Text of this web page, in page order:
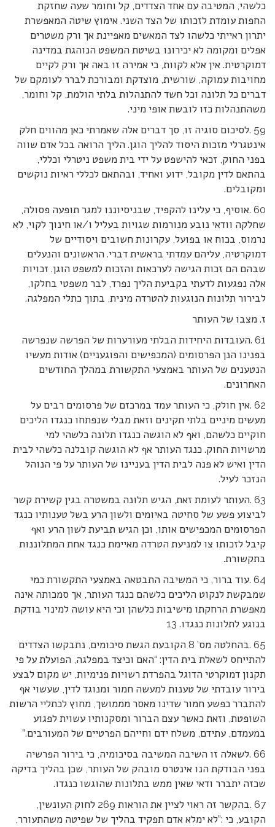
כלשהי, המטיבה עם אחד הצדדים, קל וחומר שעה שחזקת
החפות עומדת לזכותו של הצד השני. אימוץ שיטה המאפשרת
יתרון ראייתי כלשהו לצד המאשים מאפיינת אך ורק משטרים
אפלים ומקומה לא יכירונו בשיטת המשפט הנוהגת במדינה
דמוקרטית. אין אלא לקוות, כי אמירה זו באה אך ורק לקיים
מחויבות עמוקה, שורשית, מוצדקת ומבורכת לברר לעומקם של
דברים כל תלונה וכל חשד להתנהלות בלתי הולמת, קל וחומר,
משהתנהלות כזו לובשת אופי מיני.
59 .לסיכום סוגיה זו, סך דברים אלה שאמרתי כאן מהווים חלק
אינטגרלי מזכות היסוד להליך הוגן. הליך הרואה בכל אדם שווה
בפני החוק, זכאי להישפט על ידי בית משפט ניטרלי וכללי,
בהתאם לדין מקובל, ידוע ואחיד, ובהתאם לכללי ראיות נוקשים
ומקובלים.
60 .אוסיף, כי עלינו להקפיד, שבניסיוננו למגר תופעה פסולה,
שחלקה וודאי נובע מנורמות שגויות בעליל ו/או חינוך לקוי, לא
נרמוס, בכוח או בפועל, עקרונות חשובים ויסודיים של
דמוקרטיה, עליהם עמדתי בראשית דברי. הראשונים והנעלים
שבהם הם זכות הגישה לערכאות והזכות למשפט הוגן. זכויות
אלה נפגעות לדעתי בקביעת הליך נפרד, לבר משפטי בחלקו,
לבירור תלונות הנוגעות להטרדה מינית, בתוך כתלי המפלגה.
ז. מצבו של העותר
61 .העובדות היחידות הבלתי מעורערות של הפרשה שנפרשה
בפנינו הנן הפרסומים (המכפישים והפוגעניים) אודות מעשיו
הנטענים של העותר באמצעי התקשורת במהלך החודשים
האחרונים.
62 .אין חולק, כי העותר עמד במרכזם של פרסומים רבים על
מעשים מיניים בלתי תקינים וזאת מבלי שנפתחו כנגדו הליכים
חוקיים כלשהם, ואף לא הוגשה כנגדו תלונה כלשהי למי
מרשויות החוק. כנגד העותר אף לא הוגשה קובלנה כלשהי לבית
הדין ואיש לא פנה לבית הדין בעניינו של העותר על פי הנוהל
הנזכר לעיל.
63 .העותר לעומת זאת, הגיש תלונה במשטרה בגין קשירת קשר
לביצוע פשע של סחיטה באיומים ולשון הרע בשל טענותיו כנגד
הפרסומים המכפישים אותו, וכן הגיש תביעת לשון הרע ואף
קיבל לזכותו צו למניעת הטרדה מאיימת כנגד אחת המתלוננות
בתקשורת.
64 .עוד ברור, כי המשיבה התבטאה באמצעי התקשורת כמי
שמבקשת לנקוט הליכים כלשהם כנגד העותר, אך סמכותה אינה
מאפשרת הרחקתו מישיבות כלשהן וכי היא עושה למינוי בודקת
בנוגע לתלונות כנגדו. 13
65 .בהחלטה מס’ 8 הקובעת הגשת סיכומים, נתבקשו הצדדים
להתייחס לשאלת בית הדין: “האם וכיצד במפלגה, הפועלת על פי
תקנון דמוקרטי הדוגל בהפרדת רשויות פנימיות, יש מקום לבצע
בירור עובדתי של טענות למעשה חמור ומנוגד לדין, שעשוי אף
להתברר כפשע חמור שדינו מאסר מממושך, מחוץ לכתליי הרשות
השופטת, וזאת כאשר עצם הברור ומסקנותיו עשוית לפגוע
במעמדם, עתידם, משלח ידם וחייהם הפרטיים של המעורבים.”
66 .לשאלה זו השיבה המשיבה בסיכומיה, כי בירור הפרשיה
בפני הבודקת הנו אינטרס מובהק של העותר, שכן בהליך בדיקה
שכזה יתברר ודאי שאין ממש בתלונות שהוגשו כנגדו.
67 .בהקשר זה ראוי לציין את הוראות 269 לחוק העונשין,
הקובע, כי :”לא ימלא אדם תפקיד בהליך של שפיטה משהתעורר,